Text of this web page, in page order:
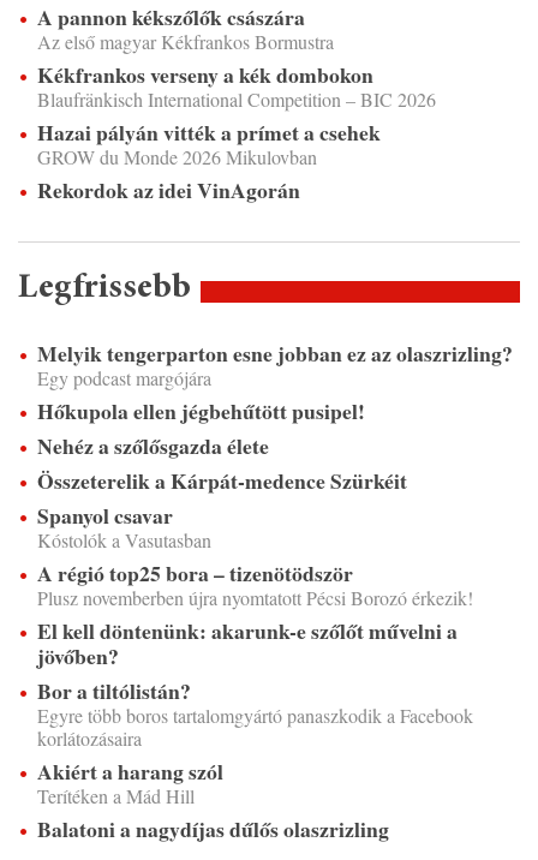
A pannon kékszőlők császára
Az első magyar Kékfrankos Bormustra
Kékfrankos verseny a kék dombokon
Blaufränkisch International Competition – BIC 2026
Hazai pályán vitték a prímet a csehek
GROW du Monde 2026 Mikulovban
Rekordok az idei VinAgorán
Legfrissebb
Melyik tengerparton esne jobban ez az olaszrizling?
Egy podcast margójára
Hőkupola ellen jégbehűtött pusipel!
Nehéz a szőlősgazda élete
Összeterelik a Kárpát-medence Szürkéit
Spanyol csavar
Kóstolók a Vasutasban
A régió top25 bora – tizenötödször
Plusz novemberben újra nyomtatott Pécsi Borozó érkezik!
El kell döntenünk: akarunk-e szőlőt művelni a
jövőben?
Bor a tiltólistán?
Egyre több boros tartalomgyártó panaszkodik a Facebook
korlátozásaira
Akiért a harang szól
Terítéken a Mád Hill
Balatoni a nagydíjas dűlős olaszrizling